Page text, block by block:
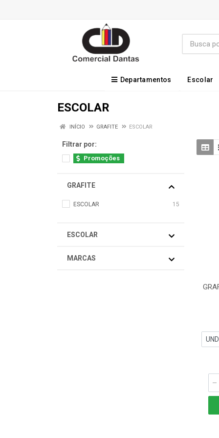
Departamentos Escolar
ESCOLAR
INÍCIO GRAFITE ESCOLAR
Filtrar por:
Promoções
GRAFITE
ESCOLAR 15
ESCOLAR
MARCAS